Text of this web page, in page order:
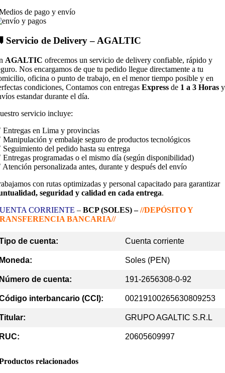
de pago y envío
Servicio de Delivery – AGALTIC
AGALTIC ofrecemos un servicio de delivery confiable, rápido y
Nos encargamos de que tu pedido llegue directamente a tu
oficina o punto de trabajo, en el menor tiempo posible y en
condiciones, Contamos con entregas Express de 1 a 3 Horas y
estandar durante el día.
servicio incluye:
Entregas en Lima y provincias
Manipulación y embalaje seguro de productos tecnológicos
Seguimiento del pedido hasta su entrega
Entregas programadas o el mismo día (según disponibilidad)
Atención personalizada antes, durante y después del envío
con rutas optimizadas y personal capacitado para garantizar
seguridad y calidad en cada entrega.
CORRIENTE – BCP (SOLES) –//DEPÓSITO Y
BANCARIA//
de cuenta: Cuenta corriente
Soles (PEN)
de cuenta: 191-2656308-0-92
interbancario (CCI): 00219100265630809253
GRUPO AGALTIC S.R.L
20605609997
relacionados